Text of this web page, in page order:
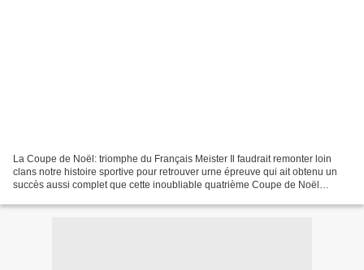
La Coupe de Noël: triomphe du Français Meister Il faudrait remonter loin
clans notre histoire sportive pour retrouver urne épreuve qui ait obtenu un
succès aussi complet que cette inoubliable quatrième Coupe de Noël